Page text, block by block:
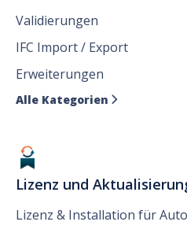
Validierungen
IFC Import / Export
Erweiterungen
Alle Kategorien 
Lizenz und
Lizenz & Installation für